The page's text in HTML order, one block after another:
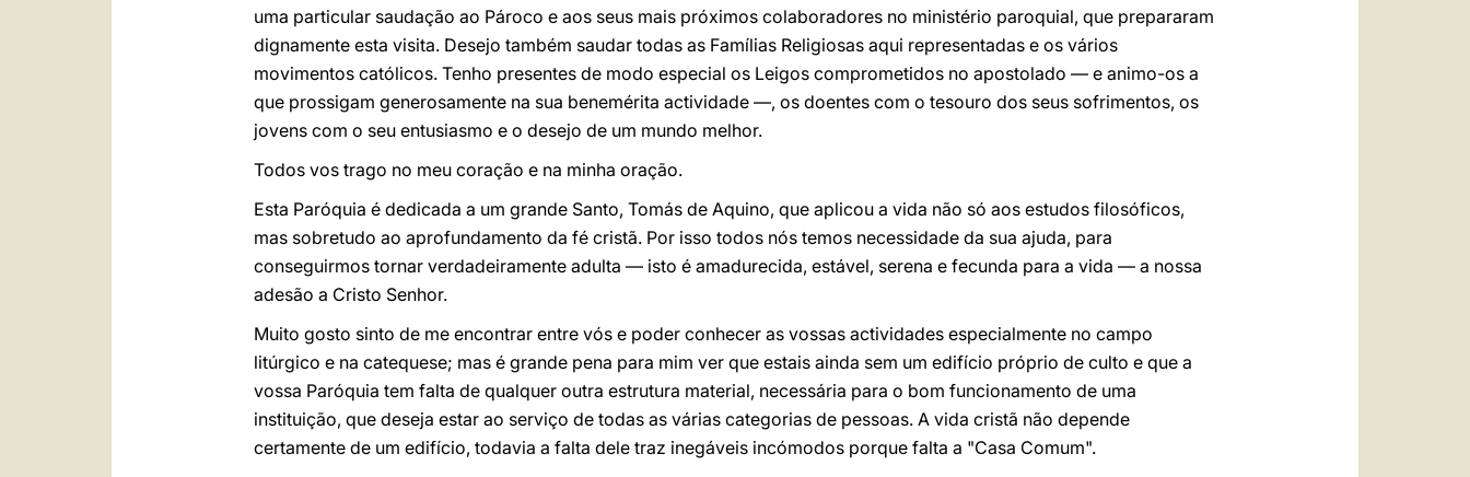
uma particular saudação ao Pároco e aos seus mais próximos colaboradores no ministério paroquial, que prepararam
dignamente esta visita. Desejo também saudar todas as Famílias Religiosas aqui representadas e os vários
movimentos católicos. Tenho presentes de modo especial os Leigos comprometidos no apostolado — e animo-os a
que prossigam generosamente na sua benemérita actividade —, os doentes com o tesouro dos seus sofrimentos, os
jovens com o seu entusiasmo e o desejo de um mundo melhor.
Todos vos trago no meu coração e na minha oração.
Esta Paróquia é dedicada a um grande Santo, Tomás de Aquino, que aplicou a vida não só aos estudos filosóficos,
mas sobretudo ao aprofundamento da fé cristã. Por isso todos nós temos necessidade da sua ajuda, para
conseguirmos tornar verdadeiramente adulta — isto é amadurecida, estável, serena e fecunda para a vida — a nossa
adesão a Cristo Senhor.
Muito gosto sinto de me encontrar entre vós e poder conhecer as vossas actividades especialmente no campo
litúrgico e na catequese; mas é grande pena para mim ver que estais ainda sem um edifício próprio de culto e que a
vossa Paróquia tem falta de qualquer outra estrutura material, necessária para o bom funcionamento de uma
instituição, que deseja estar ao serviço de todas as várias categorias de pessoas. A vida cristã não depende
certamente de um edifício, todavia a falta dele traz inegáveis incómodos porque falta a "Casa Comum".